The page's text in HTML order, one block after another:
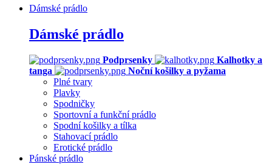
Dámské prádlo
Dámské prádlo
Podprsenky
Kalhotky a
tanga
Noční košilky a pyžama
Plné tvary
Plavky
Spodničky
Sportovní a funkční prádlo
Spodní košilky a tílka
Stahovací prádlo
Erotické prádlo
Pánské prádlo